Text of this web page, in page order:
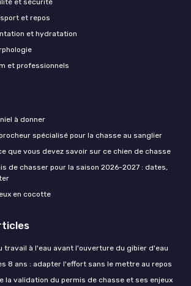
et sécurité
et repos
et hydratation
et professionnels
à donner
spécialisé pour la chasse au sanglier
que vous devez savoir sur ce chien de chasse
de chasser pour la saison 2026-2027 : dates,
en cocotte
travail à l'eau avant l'ouverture du gibier d'eau
8 ans : adapter l'effort sans le mettre au repos
la validation du permis de chasse et ses enjeux